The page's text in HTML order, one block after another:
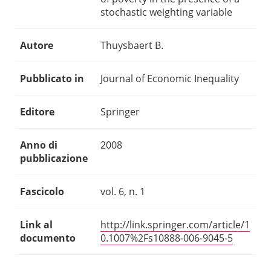
stochastic weighting variable
Autore Thuysbaert B.
Pubblicato in Journal of Economic Inequality
Editore Springer
Anno di
pubblicazione
2008
Fascicolo vol. 6, n. 1
Link al
documento
http://link.springer.com/article/1
0.1007%2Fs10888-006-9045-5